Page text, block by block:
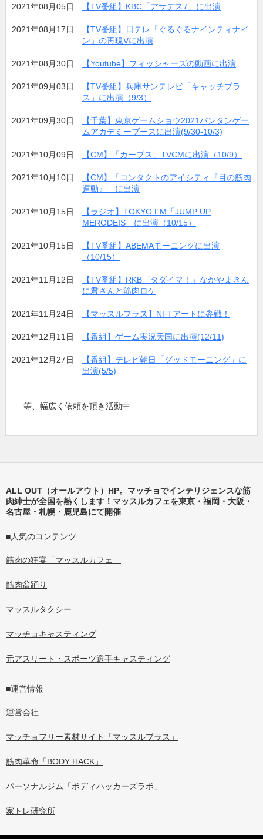
2021年08月05日 【TV番組】KBC「アサデス7」に出演
2021年08月17日
【TV番組】日テレ「ぐるぐるナインティナイ
ン」の再現Vに出演
2021年08月30日 【Youtube】フィッシャーズの動画に出演
2021年09月03日
【TV番組】兵庫サンテレビ「キャッチプラ
ス」に出演（9/3）
2021年09月30日
【千葉】東京ゲームショウ2021バンタンゲー
ムアカデミーブースに出演(9/30-10/3)
2021年10月09日 【CM】「カーブス」TVCMに出演（10/9）
2021年10月10日
【CM】「コンタクトのアイシティ『目の筋肉
運動』」に出演
2021年10月15日
【ラジオ】TOKYO FM「JUMP UP
MERODEIS」に出演（10/15）
2021年10月15日
【TV番組】ABEMAモーニングに出演
（10/15）
2021年11月12日
【TV番組】RKB「タダイマ！」なかやまきん
に君さんと筋肉ロケ
2021年11月24日 【マッスルプラス】NFTアートに参戦！
2021年12月11日 【番組】ゲーム実況天国に出演(12/11)
2021年12月27日
【番組】テレビ朝日「グッドモーニング」に
出演(5/5)
等、幅広く依頼を頂き活動中
ALL OUT（オールアウト）HP。マッチョでインテリジェンスな筋
肉紳士が全国を熱くします！マッスルカフェを東京・福岡・大阪・
名古屋・札幌・鹿児島にて開催
■人気のコンテンツ
筋肉の狂宴「マッスルカフェ」
筋肉盆踊り
マッスルタクシー
マッチョキャスティング
元アスリート・スポーツ選手キャスティング
■運営情報
運営会社
マッチョフリー素材サイト「マッスルプラス」
筋肉革命「BODY HACK」
パーソナルジム「ボディハッカーズラボ」
家トレ研究所